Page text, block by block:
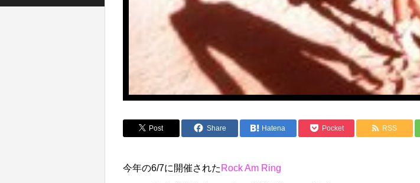
Post Share Hatena Pocket RSS
今年の6/7に開催された Rock Am Ring